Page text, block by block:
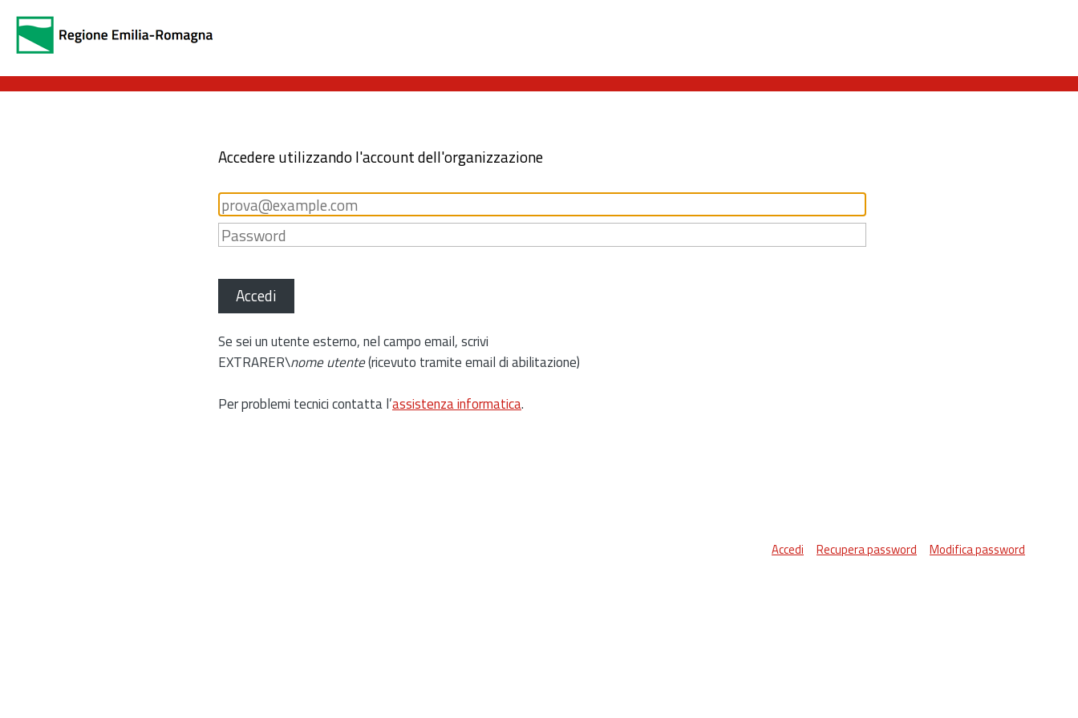
Accedere utilizzando l'account dell'organizzazione
Accedi
Se sei un utente esterno, nel campo email, scrivi
EXTRARER\nome utente(ricevuto tramite email di abilitazione)
Per problemi tecnici contatta l’assistenza informatica.
Accedi Recupera password Modifica password